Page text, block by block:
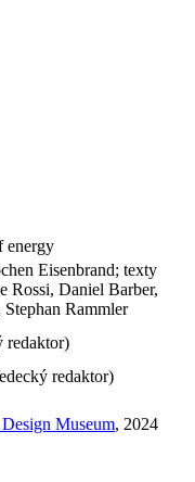
energy
Eisenbrand; texty
Rossi, Daniel Barber,
Rammler
redaktor)
redaktor)
Museum, 2024